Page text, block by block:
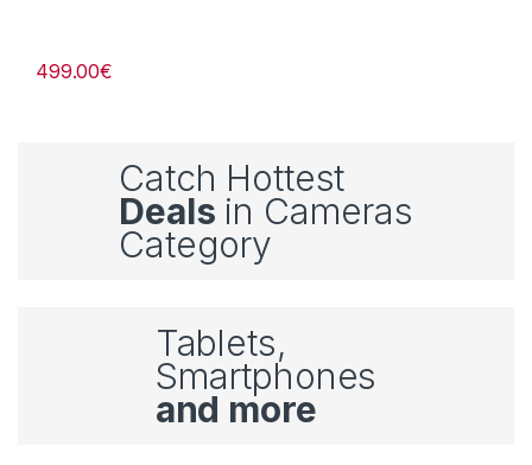
499.00€
Catch Hottest
Deals in Cameras
Category
Tablets,
Smartphones
and more